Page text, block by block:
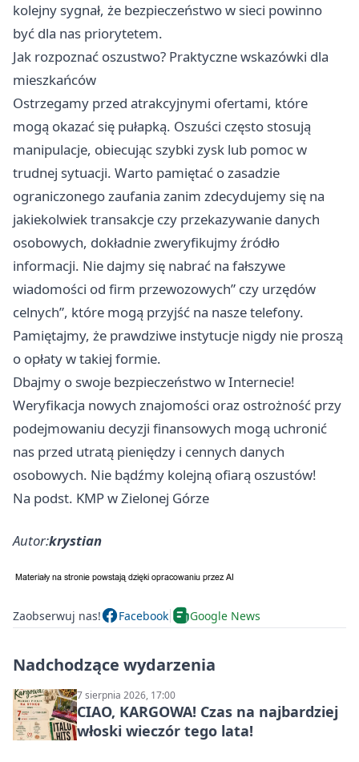
kolejny sygnał, że bezpieczeństwo w sieci powinno
być dla nas priorytetem.
Jak rozpoznać oszustwo? Praktyczne wskazówki dla
mieszkańców
Ostrzegamy przed atrakcyjnymi ofertami, które
mogą okazać się pułapką. Oszuści często stosują
manipulacje, obiecując szybki zysk lub pomoc w
trudnej sytuacji. Warto pamiętać o zasadzie
ograniczonego zaufania zanim zdecydujemy się na
jakiekolwiek transakcje czy przekazywanie danych
osobowych, dokładnie zweryfikujmy źródło
informacji. Nie dajmy się nabrać na fałszywe
wiadomości od firm przewozowych” czy urzędów
celnych”, które mogą przyjść na nasze telefony.
Pamiętajmy, że prawdziwe instytucje nigdy nie proszą
o opłaty w takiej formie.
Dbajmy o swoje bezpieczeństwo w Internecie!
Weryfikacja nowych znajomości oraz ostrożność przy
podejmowaniu decyzji finansowych mogą uchronić
nas przed utratą pieniędzy i cennych danych
osobowych. Nie bądźmy kolejną ofiarą oszustów!
Na podst. KMP w Zielonej Górze
Autor:krystian
Zaobserwuj nas! Facebook Google News
Nadchodzące wydarzenia
7 sierpnia 2026, 17:00
CIAO, KARGOWA! Czas na najbardziej
włoski wieczór tego lata!